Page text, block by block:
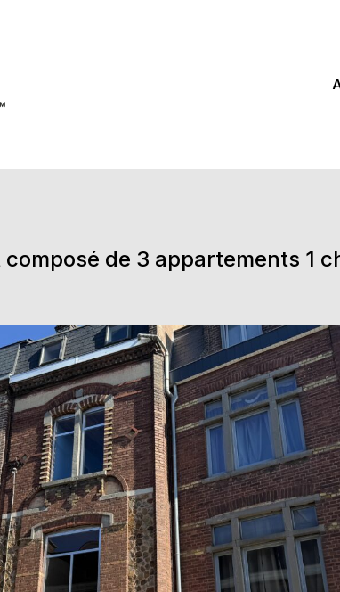
de 3 appartements 1